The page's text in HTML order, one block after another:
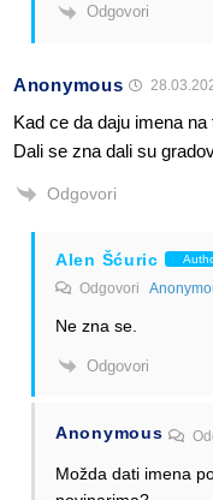
Odgovori
Anonymous
Kad ce da daju imena
Dali se zna dali su
Odgovori
Alen Šćuric
Odgovori
Ne zna se.
Odgovori
Anonymous
Možda dati imena